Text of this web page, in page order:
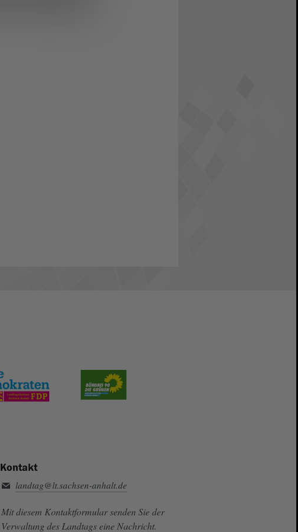
Kontakt
landtag@lt.sachsen-anhalt.de
Mit diesem Kontaktformular senden Sie der
Verwaltung des Landtags eine Nachricht.